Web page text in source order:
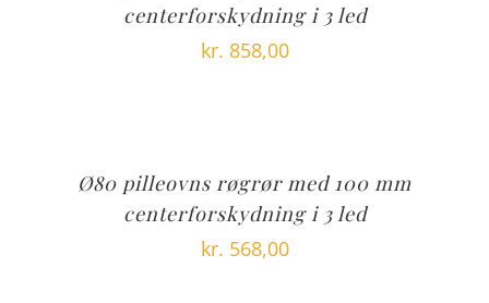
centerforskydning i 3 led
kr. 858,00
Ø80 pilleovns røgrør med 100 mm
centerforskydning i 3 led
kr. 568,00